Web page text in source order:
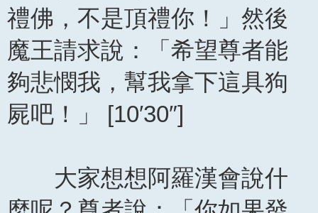
禮佛，不是頂禮你！」然後
魔王請求說：「希望尊者能
夠悲憫我，幫我拿下這具狗
屍吧！」 [10′30″]
大家想想阿羅漢會說什